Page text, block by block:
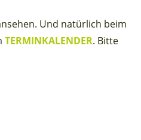
Und natürlich beim
TERMINKALENDER. Bitte